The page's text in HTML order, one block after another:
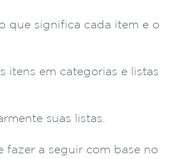
que significa cada item e o
itens em categorias e listas
suas listas.
fazer a seguir com base no